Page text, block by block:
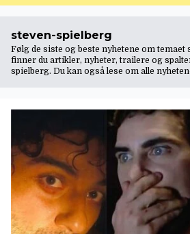
steven-spielberg
Følg de siste og beste nyhetene om
finner du artikler, nyheter, trailere og
spielberg. Du kan også lese om alle